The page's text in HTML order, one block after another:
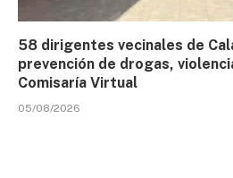
58 dirigentes vecinales de
prevención de drogas,
Comisaría Virtual
05/08/2026